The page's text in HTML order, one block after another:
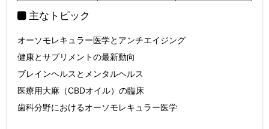
主なトピック
オーソモレキュラー医学とアンチエイジング
健康とサプリメントの最新動向
ブレインヘルスとメンタルヘルス
医療用大麻（CBDオイル）の臨床
歯科分野におけるオーソモレキュラー医学